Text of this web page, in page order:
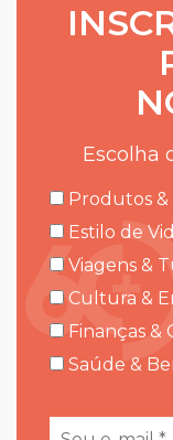
Escolha
Produtos &
Estilo de
Viagens &
Cultura &
Finanças
Saúde &